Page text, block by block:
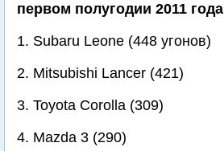
первом полугодии 2011 года
1. Subaru Leone (448 угонов)
2. Mitsubishi Lancer (421)
3. Toyota Corolla (309)
4. Mazda 3 (290)